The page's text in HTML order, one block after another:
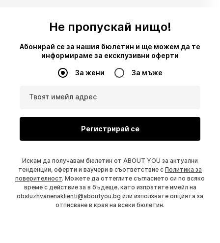
Не пропускай нищо!
Абонирай се за нашия бюлетин и ще можем да те
информираме за ексклузивни оферти
За жени За мъже
Твоят имейл адрес
Регистрирай се
Искам да получавам бюлетин от ABOUT YOU за актуални
тенденции, оферти и ваучери в съответствие с Политика за
поверителност. Можете да оттеглите съгласието си по всяко
време с действие за в бъдеще, като изпратите имейл на
obsluzhvanenaklienti@aboutyou.bg или използвате опцията за
отписване в края на всеки бюлетин.